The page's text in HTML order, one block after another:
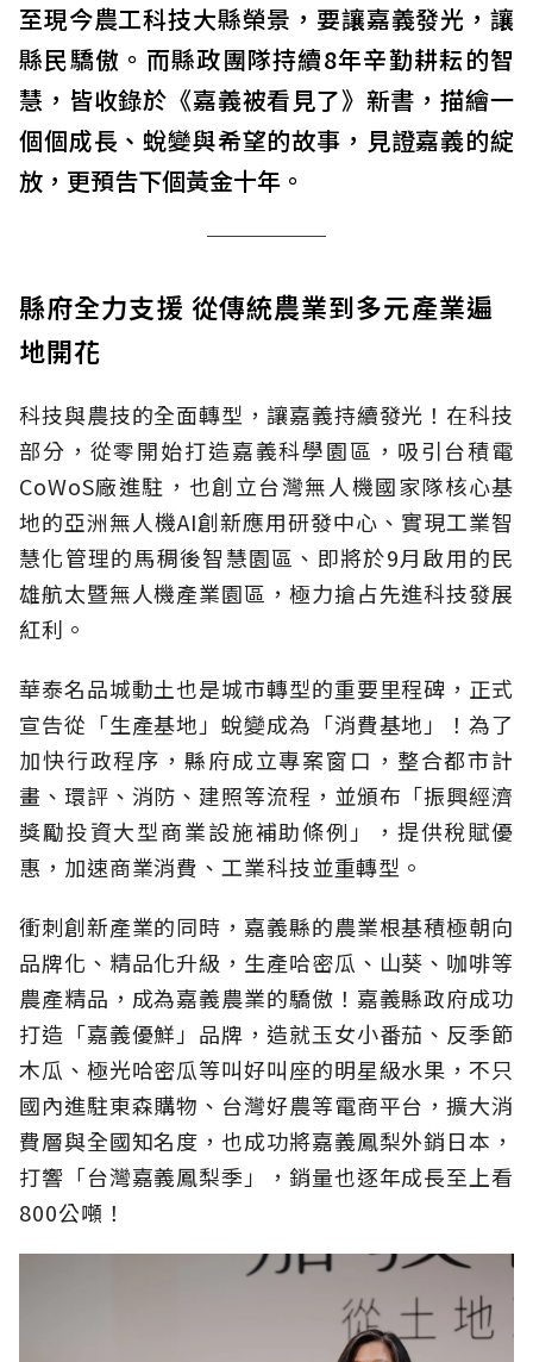
至現今農工科技大縣榮景，要讓嘉義發光，讓
縣民驕傲。而縣政團隊持續8年辛勤耕耘的智
慧，皆收錄於《嘉義被看見了》新書，描繪一
個個成長、蛻變與希望的故事，見證嘉義的綻
放，更預告下個黃金十年。
縣府全力支援 從傳統農業到多元產業遍
地開花
科技與農技的全面轉型，讓嘉義持續發光！在科技
部分，從零開始打造嘉義科學園區，吸引台積電
CoWoS廠進駐，也創立台灣無人機國家隊核心基
地的亞洲無人機AI創新應用研發中心、實現工業智
慧化管理的馬稠後智慧園區、即將於9月啟用的民
雄航太暨無人機產業園區，極力搶占先進科技發展
紅利。
華泰名品城動土也是城市轉型的重要里程碑，正式
宣告從「生產基地」蛻變成為「消費基地」！為了
加快行政程序，縣府成立專案窗口，整合都市計
畫、環評、消防、建照等流程，並頒布「振興經濟
獎勵投資大型商業設施補助條例」，提供稅賦優
惠，加速商業消費、工業科技並重轉型。
衝刺創新產業的同時，嘉義縣的農業根基積極朝向
品牌化、精品化升級，生產哈密瓜、山葵、咖啡等
農產精品，成為嘉義農業的驕傲！嘉義縣政府成功
打造「嘉義優鮮」品牌，造就玉女小番茄、反季節
木瓜、極光哈密瓜等叫好叫座的明星級水果，不只
國內進駐東森購物、台灣好農等電商平台，擴大消
費層與全國知名度，也成功將嘉義鳳梨外銷日本，
打響「台灣嘉義鳳梨季」，銷量也逐年成長至上看
800公噸！